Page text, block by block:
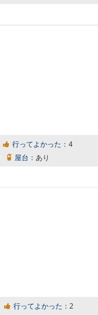
行ってよかった： 4
屋台： あり
行ってよかった： 2